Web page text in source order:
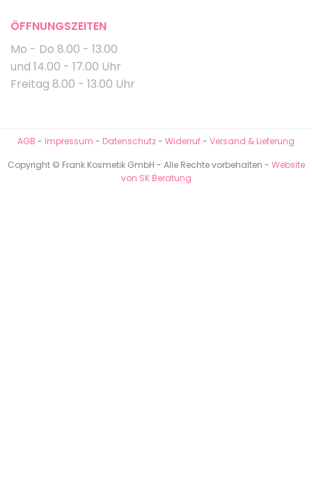
ÖFFNUNGSZEITEN
Mo - Do 8.00 - 13.00
und 14.00 - 17.00 Uhr
Freitag 8.00 - 13.00 Uhr
AGB - Impressum - Datenschutz- Widerruf- Versand & Lieferung
Copyright © Frank Kosmetik GmbH - Alle Rechte vorbehalten - Website
von SK Beratung